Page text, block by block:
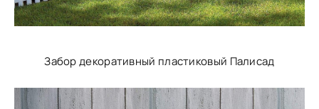
Забор декоративный пластиковый Палисад